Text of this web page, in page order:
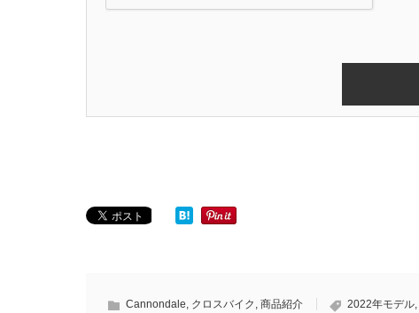
Cannondale クロスバイク 商品紹介 2022年モデル